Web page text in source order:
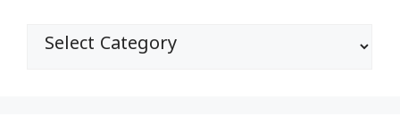
ವಿಭಾಗಗಳು